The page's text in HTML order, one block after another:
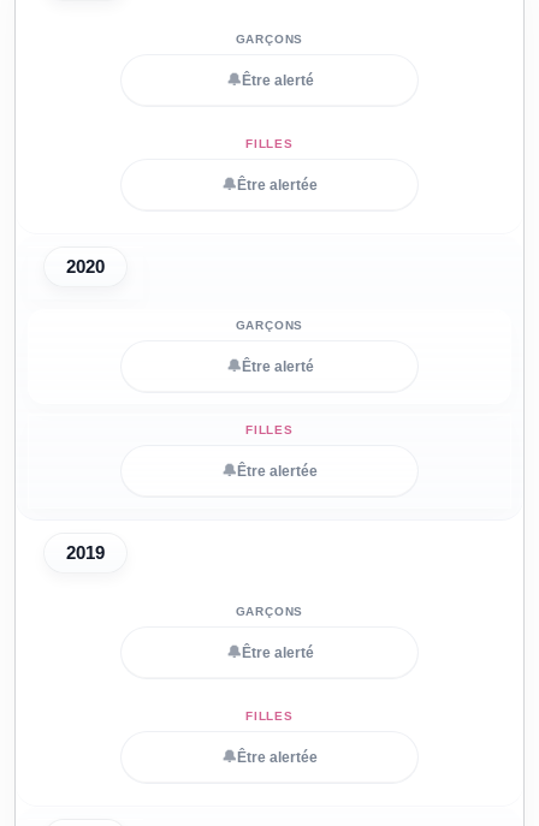
🔔 Être alerté
🔔 Être alertée
2020
🔔 Être alerté
🔔 Être alertée
2019
🔔 Être alerté
🔔 Être alertée